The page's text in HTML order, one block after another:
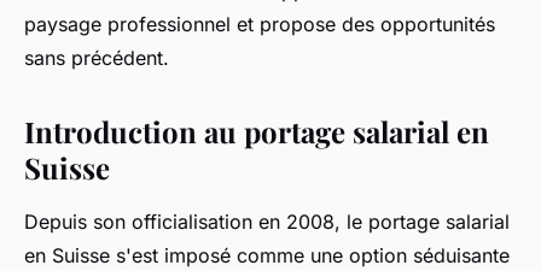
paysage professionnel et propose des opportunités
sans précédent.
Introduction au portage salarial en
Suisse
Depuis son officialisation en 2008, le portage salarial
en Suisse s'est imposé comme une option séduisante